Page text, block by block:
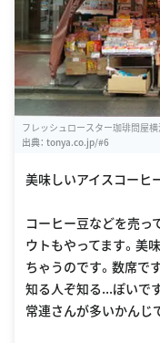
フレッシュロースター珈琲問屋
出典： tonya.co.jp/#6
美味しいアイスコーヒ
コーヒー豆などを売っ
ウトもやってます。美
ちゃうのです。数席で
知る人ぞ知る...ぽいで
常連さんが多いかんじ